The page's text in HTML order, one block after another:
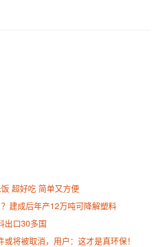
超好吃 简单又方便
建成后年产12万吨可降解塑料
出口30多国
将被取消，用户：这才是真环保！